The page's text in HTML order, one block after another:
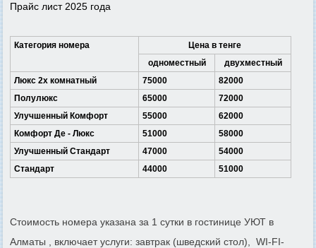
Прайс лист 2025 года
Категория номера
Цена в тенге
одноместный
двухместный
Люкс 2х комнатный
75000
82000
Полулюкс
65000
72000
Улучшенный Комфорт
55000
62000
Комфорт Де - Люкс
51000
58000
Улучшенный Стандарт
47000
54000
Стандарт
44000 51000
Стоимость номера указана за 1 сутки в гостинице УЮТ в
Алматы , включает услуги: завтрак (шведский стол), WI-FI-